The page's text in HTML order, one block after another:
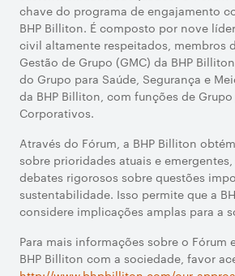
chave do programa de engajamento
BHP Billiton. É composto por nove
civil altamente respeitados, membros
Gestão de Grupo (GMC) da BHP
do Grupo para Saúde, Segurança e
da BHP Billiton, com funções de
Corporativos.
Através do Fórum, a BHP Billiton
sobre prioridades atuais e
debates rigorosos sobre questões
sustentabilidade. Isso permite que a
considere implicações amplas para a
Para mais informações sobre o Fórum
BHP Billiton com a sociedade, favor